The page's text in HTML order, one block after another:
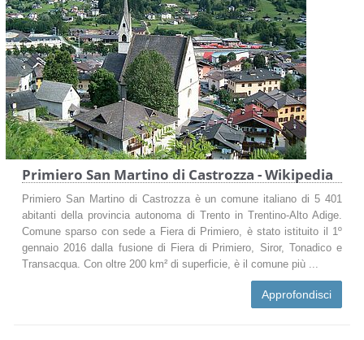
Primiero San Martino di Castrozza - Wikipedia
Primiero San Martino di Castrozza è un comune italiano di 5 401
abitanti della provincia autonoma di Trento in Trentino-Alto Adige.
Comune sparso con sede a Fiera di Primiero, è stato istituito il 1º
gennaio 2016 dalla fusione di Fiera di Primiero, Siror, Tonadico e
Transacqua. Con oltre 200 km² di superficie, è il comune più ...
Approfondisci